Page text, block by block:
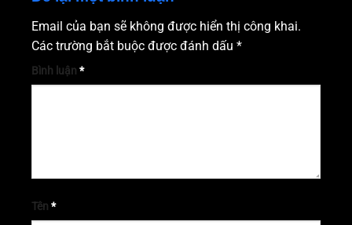
Email của bạn sẽ không được hiển thị công khai.
Các trường bắt buộc được đánh dấu *
Bình luận *
Tên *